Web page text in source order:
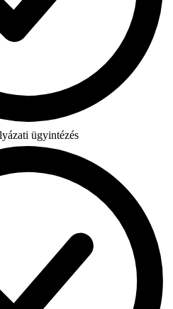
ügyintézés